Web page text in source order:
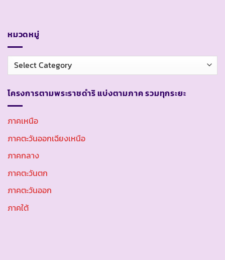
หมวดหมู่
หมวด
หมู่
โครงการตามพระราชดำริ แบ่งตามภาค รวมทุกระยะ
ภาคเหนือ
ภาคตะวันออกเฉียงเหนือ
ภาคกลาง
ภาคตะวันตก
ภาคตะวันออก
ภาคใต้